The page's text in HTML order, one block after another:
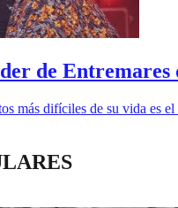
de
más difíciles de su vida es